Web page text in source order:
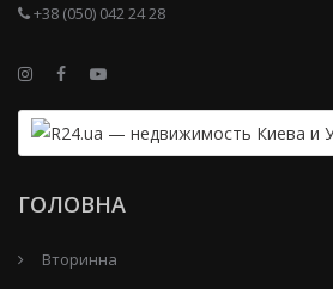
+38 (050) 042 24 28
ГОЛОВНА
Вторинна